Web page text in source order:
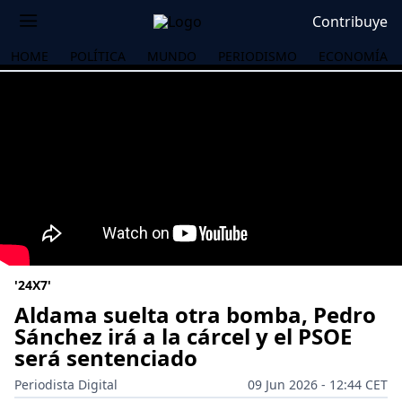
Contribuye
HOME POLÍTICA MUNDO PERIODISMO ECONOMÍA
'24X7'
Aldama suelta otra bomba, Pedro
Sánchez irá a la cárcel y el PSOE
será sentenciado
Periodista Digital
09 Jun 2026 - 12:44 CET